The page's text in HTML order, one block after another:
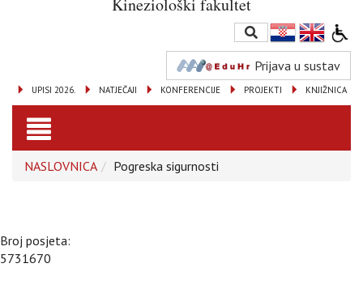
Kineziološki fakultet
Prijava u sustav
KNJIŽNICA
PROJEKTI
KONFERENCIJE
NATJEČAJI
UPISI 2026.
Toggle
navigation
NASLOVNICA Pogreska sigurnosti
Broj posjeta:
5731670